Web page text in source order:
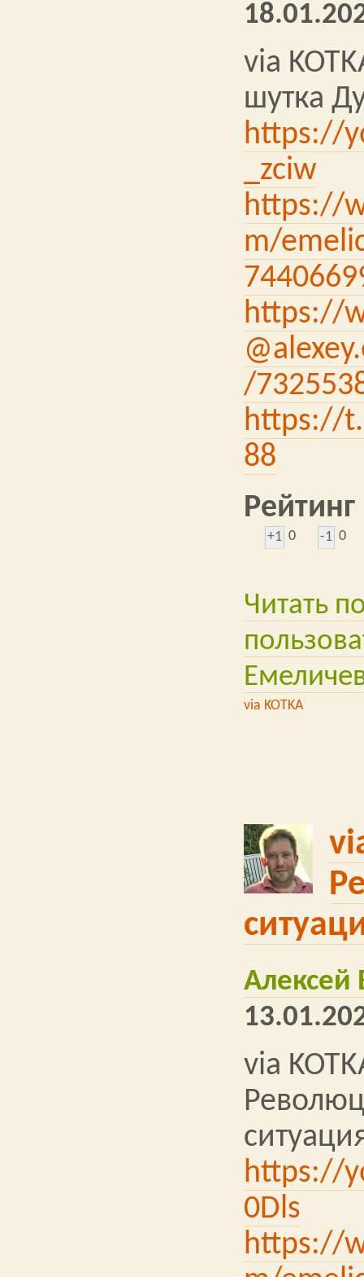
via
шутка
https://
_zciw
https://
m/
https://
/
https://
88
Рейтинг
+1 0 -1 0
Читать
via KOTKA
Алексей
via
https://
0Dls
https://